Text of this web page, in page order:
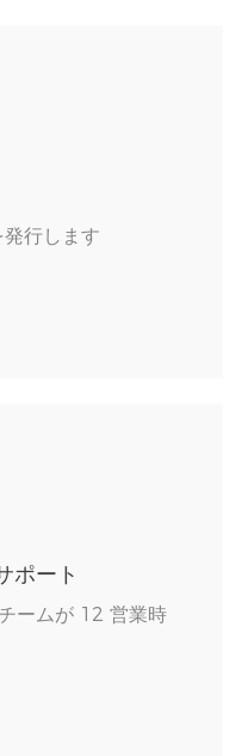
行します
ポート
ームが 12 営業時